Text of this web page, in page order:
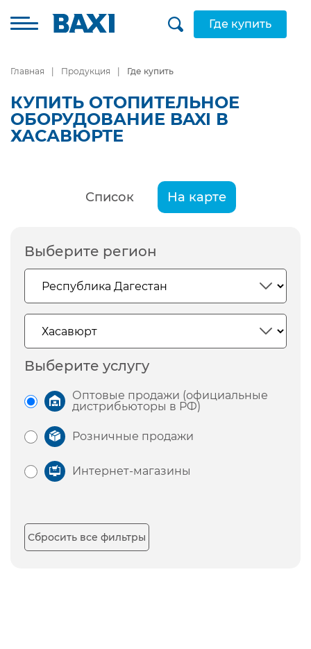
Где купить
Главная Продукция Где купить
КУПИТЬ ОТОПИТЕЛЬНОЕ
ОБОРУДОВАНИЕ BAXI В
ХАСАВЮРТЕ
Список На карте
Выберите регион
Выберите услугу
Оптовые продажи (официальные
дистрибьюторы в РФ)
Розничные продажи
Интернет-магазины
Сбросить все фильтры